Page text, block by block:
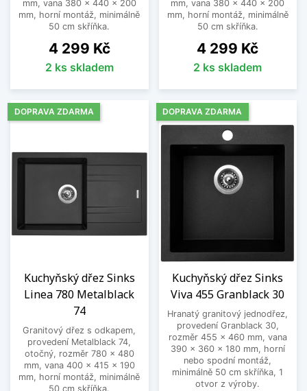
mm, vana 380 x 440 x 200
mm, horní montáž, minimálně
50 cm skříňka.
Cena
4 299 Kč
2 ks skladem
mm, vana 380 x 440 x 200
mm, horní montáž, minimálně
50 cm skříňka.
Cena
4 299 Kč
2 ks skladem
Kuchyňský dřez Sinks
Linea 780 Metalblack
74
Granitový dřez s odkapem,
provedení Metalblack 74,
otočný, rozměr 780 x 480
mm, vana 400 x 415 x 190
mm, horní montáž, minimálně
50 cm skříňka.
DOPRAVA ZDARMA
Kuchyňský dřez Sinks
Viva 455 Granblack 30
Hranatý granitový jednodřez,
provedení Granblack 30,
rozměr 455 x 460 mm, vana
390 x 360 x 180 mm, horní
nebo spodní montáž,
minimálně 50 cm skříňka, 1
otvor z výroby.
DOPRAVA ZDARMA